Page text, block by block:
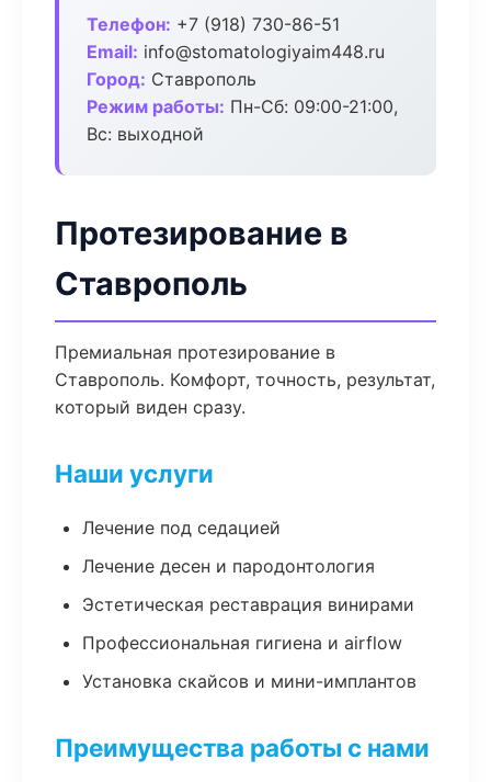
Телефон: +7 (918) 730-86-51
Email: info@stomatologiyaim448.ru
Город: Ставрополь
Режим работы: Пн-Сб: 09:00-21:00,
Вс: выходной
Протезирование в
Ставрополь
Премиальная протезирование в
Ставрополь. Комфорт, точность, результат,
который виден сразу.
Наши услуги
Лечение под седацией
Лечение десен и пародонтология
Эстетическая реставрация винирами
Профессиональная гигиена и airflow
Установка скайсов и мини-имплантов
Преимущества работы с нами